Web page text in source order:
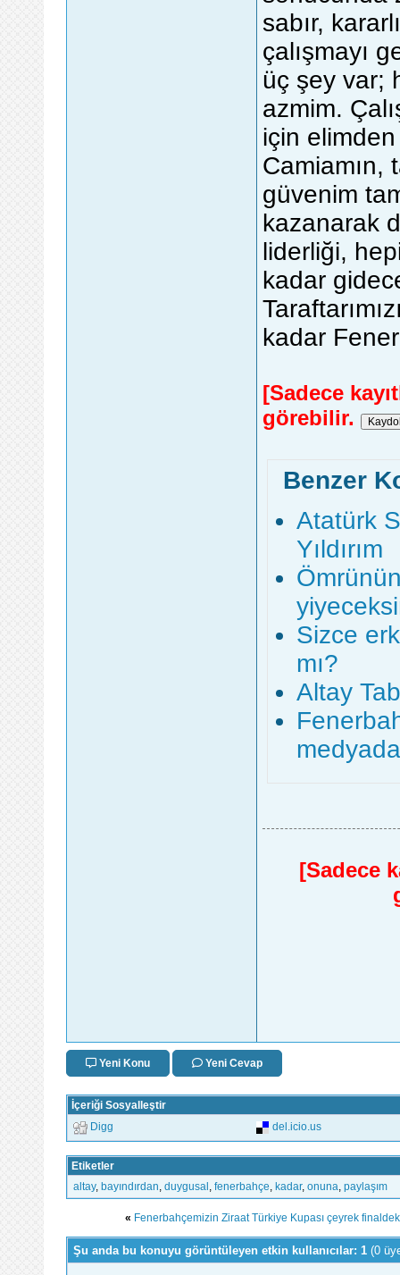
sabır,
çalışmayı
üç şey var;
azmim.
için
Camiamın,
güvenim
kazanarak
liderliği,
kadar
kadar
[Sadece
görebilir.
Benzer
Atatürk
Yıldırım
Sizce
mı?
Altay
[Sadece
Yeni Konu Yeni Cevap
İçeriği Sosyalleştir
Digg del.icio.us
Etiketler
altay, bayındırdan duygusal fenerbahçe kadar, onuna paylaşım
« Fenerbahçemizin Ziraat Türkiye Kupası çeyrek
Şu anda bu konuyu görüntüleyen etkin kullanıcılar: 1 (0